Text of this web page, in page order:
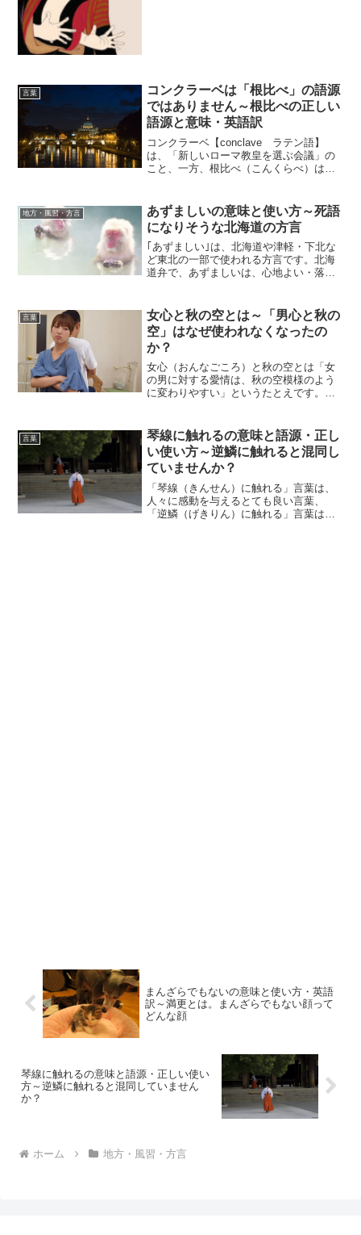
言葉
コンクラーベは「根比べ」の語源
ではありません～根比べの正しい
語源と意味・英語訳
コンクラーベ【conclave ラテン語】
は、「新しいローマ教皇を選ぶ会議」の
こと、一方、根比べ（こんくらべ）は日
本語的な発音（コンクラーベ）が根比べ
（こんくら...
地方・風習・方言
あずましいの意味と使い方～死語
になりそうな北海道の方言
｢あずましい｣は、北海道や津軽・下北な
ど東北の一部で使われる方言です。北海
道弁で、あずましいは、心地よい・落ち
れた人がよく使い、1950年から1970年頃
に生まれた...
言葉
女心と秋の空とは～「男心と秋の
空」はなぜ使われなくなったの
か？
女心（おんなごころ）と秋の空とは「女
の男に対する愛情は、秋の空模様のよう
に変わりやすい」というたとえです。男
空」へと変化し、周知されるようになり
ました。かつての日本にお...
言葉
琴線に触れるの意味と語源・正し
い使い方～逆鱗に触れると混同し
ていませんか？
「琴線（きんせん）に触れる」言葉は、
人々に感動を与えるとても良い言葉、
「逆鱗（げきりん）に触れる」言葉は、
まんざらでもないの意味と使い方・英語
訳～満更とは。まんざらでもない顔って
どんな顔
琴線に触れるの意味と語源・正しい使い
方～逆鱗に触れると混同していません
か？
ホーム 地方・風習・方言